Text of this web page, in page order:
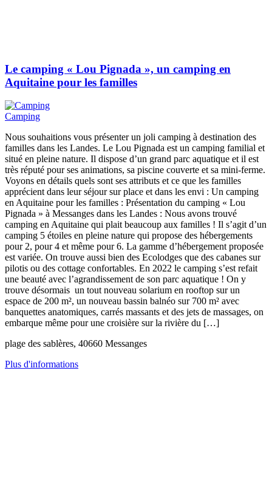
Le camping « Lou Pignada », un camping en
Aquitaine pour les familles
Camping
Nous souhaitions vous présenter un joli camping à destination des
familles dans les Landes. Le Lou Pignada est un camping familial et
situé en pleine nature. Il dispose d’un grand parc aquatique et il est
très réputé pour ses animations, sa piscine couverte et sa mini-ferme.
Voyons en détails quels sont ses attributs et ce que les familles
apprécient dans leur séjour sur place et dans les envi : Un camping
en Aquitaine pour les familles : Présentation du camping « Lou
Pignada » à Messanges dans les Landes : Nous avons trouvé
camping en Aquitaine qui plait beaucoup aux familles ! Il s’agit d’un
camping 5 étoiles en pleine nature qui propose des hébergements
pour 2, pour 4 et même pour 6. La gamme d’hébergement proposée
est variée. On trouve aussi bien des Ecolodges que des cabanes sur
pilotis ou des cottage confortables. En 2022 le camping s’est refait
une beauté avec l’agrandissement de son parc aquatique ! On y
trouve désormais un tout nouveau solarium en rooftop sur un
espace de 200 m², un nouveau bassin balnéo sur 700 m² avec
banquettes anatomiques, carrés massants et des jets de massages, on
embarque même pour une croisière sur la rivière du […]
plage des sablères, 40660 Messanges
Plus d'informations